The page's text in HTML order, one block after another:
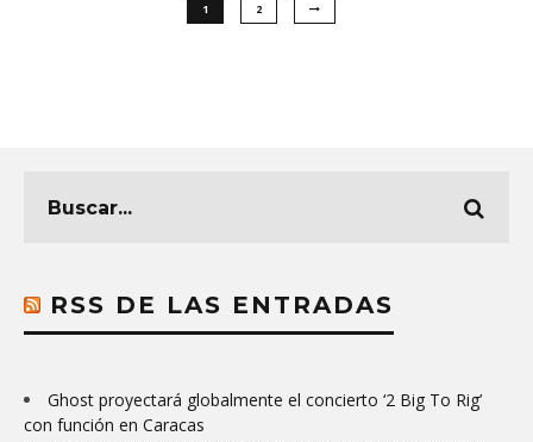
1 2
RSS DE LAS ENTRADAS
Ghost proyectará globalmente el concierto ‘2 Big To Rig’
con función en Caracas